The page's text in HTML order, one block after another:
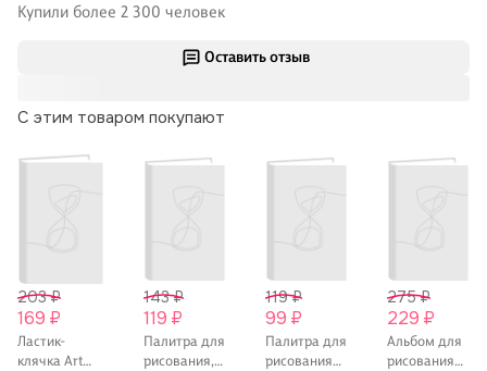
Оставить отзыв
С этим товаром покупают
203 ₽
169 ₽
Ластик-
клячка Art
143 ₽
119 ₽
Палитра для
рисования,
119 ₽
99 ₽
Палитра для
рисования
275 ₽
229 ₽
Альбом для
рисования
Купили более 2 300 человек